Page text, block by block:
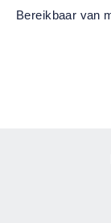
Bereikbaar van